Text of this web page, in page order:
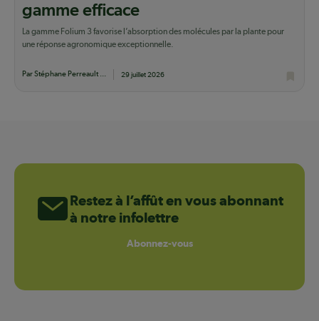
gamme efficace
La gamme Folium 3 favorise l’absorption des molécules par la plante pour
une réponse agronomique exceptionnelle.
Par Stéphane Perreault ... 29 juillet 2026
Restez à l’affût en vous abonnant
à notre infolettre
Abonnez-vous